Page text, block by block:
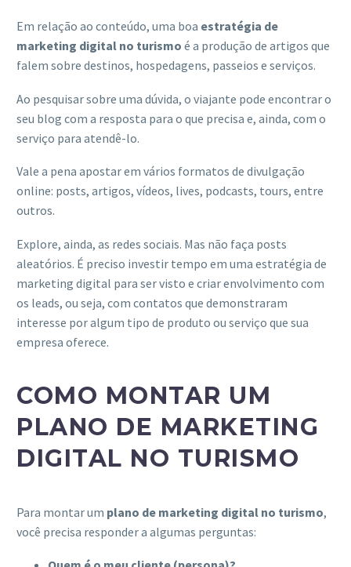
Em relação ao conteúdo, uma boa estratégia de
marketing digital no turismo é a produção de artigos que
falem sobre destinos, hospedagens, passeios e serviços.
Ao pesquisar sobre uma dúvida, o viajante pode encontrar o
seu blog com a resposta para o que precisa e, ainda, com o
serviço para atendê-lo.
Vale a pena apostar em vários formatos de divulgação
online: posts, artigos, vídeos, lives, podcasts, tours, entre
outros.
Explore, ainda, as redes sociais. Mas não faça posts
aleatórios. É preciso investir tempo em uma estratégia de
marketing digital para ser visto e criar envolvimento com
os leads, ou seja, com contatos que demonstraram
interesse por algum tipo de produto ou serviço que sua
empresa oferece.
COMO MONTAR UM
PLANO DE MARKETING
DIGITAL NO TURISMO
Para montar um plano de marketing digital no turismo,
você precisa responder a algumas perguntas: